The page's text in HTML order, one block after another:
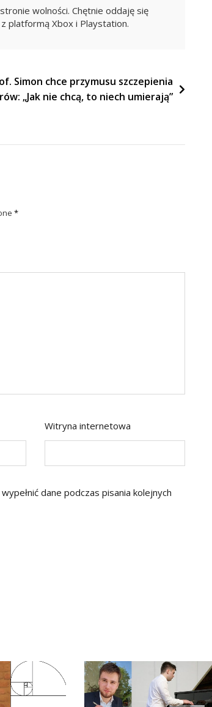
wolności. Chętnie oddaję się
platformą Xbox i Playstation.
Simon chce przymusu szczepienia
„Jak nie chcą, to niech umierają”
*
Witryna internetowa
dane podczas pisania kolejnych